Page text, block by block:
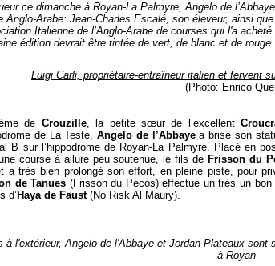
ce dimanche à Royan-La Palmyre, Angelo de
Anglo-Arabe: Jean-Charles Escalé, son éleveur, ainsi
Italienne de l’Anglo-Arabe de courses qui l'a
édition devrait être tintée de vert, de blanc et de rouge.
Luigi Carli, propriétaire-entraîneur italien et fervent
(Photo: Enrico
de Crouzille, la petite sœur de l’excellent
de La Teste,Angelo de l’Abbayea brisé son
B sur l’hippodrome de Royan-La Palmyre. Placé en
course à allure peu soutenue, le fils de Frisson du
a très bien prolongé son effort, en pleine piste, pour
de Tanues (Frisson du Pecos) effectue un très un
d’ Haya de Faust (No Risk Al Maury).
à l'extérieur, Angelo de l'Abbaye et Jordan Plateaux
à Royan